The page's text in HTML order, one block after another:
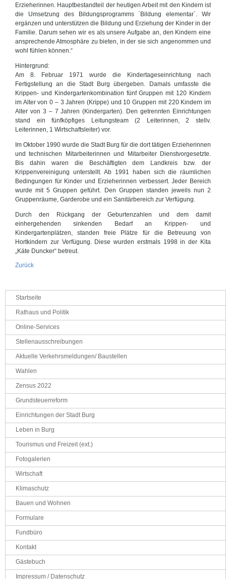
Erzieherinnen. Hauptbestandteil der heutigen Arbeit mit den Kindern ist
die Umsetzung des Bildungsprogramms `Bildung elementar`. Wir
ergänzen und unterstützen die Bildung und Erziehung der Kinder in der
Familie. Darum sehen wir es als unsere Aufgabe an, den Kindern eine
ansprechende Atmosphäre zu bieten, in der sie sich angenommen und
wohl fühlen können.“
Hintergrund:
Am 8. Februar 1971 wurde die Kindertageseinrichtung nach
Fertigstellung an die Stadt Burg übergeben. Damals umfasste die
Krippen- und Kindergartenkombination fünf Gruppen mit 120 Kindern
im Alter von 0 – 3 Jahren (Krippe) und 10 Gruppen mit 220 Kindern im
Alter von 3 – 7 Jahren (Kindergarten). Den getrennten Einrichtungen
stand ein fünfköpfiges Leitungsteam (2 Leiterinnen, 2 stellv.
Leiterinnen, 1 Wirtschaftsleiter) vor.
Im Oktober 1990 wurde die Stadt Burg für die dort tätigen Erzieherinnen
und technischen Mitarbeiterinnen und Mitarbeiter Dienstvorgesetzte.
Bis dahin waren die Beschäftigten dem Landkreis bzw. der
Krippenvereinigung unterstellt. Ab 1991 haben sich die räumlichen
Bedingungen für Kinder und Erzieherinnen verbessert. Jeder Bereich
wurde mit 5 Gruppen geführt. Den Gruppen standen jeweils nun 2
Gruppenräume, Garderobe und ein Sanitärbereich zur Verfügung.
Durch den Rückgang der Geburtenzahlen und dem damit
einhergehenden sinkenden Bedarf an Krippen- und
Kindergartenplätzen, standen freie Plätze für die Betreuung von
Hortkindern zur Verfügung. Diese wurden erstmals 1998 in der Kita
„Käte Duncker“ betreut.
Zurück
Navigation
überspringen
Startseite
Rathaus und Politik
Online-Services
Stellenausschreibungen
Aktuelle Verkehrsmeldungen/ Baustellen
Wahlen
Zensus 2022
Grundsteuerreform
Einrichtungen der Stadt Burg
Leben in Burg
Tourismus und Freizeit (ext.)
Fotogalerien
Wirtschaft
Klimaschutz
Bauen und Wohnen
Formulare
Fundbüro
Kontakt
Gästebuch
Impressum / Datenschutz